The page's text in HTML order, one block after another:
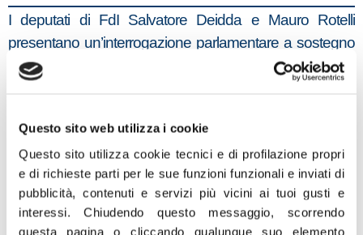
Questo sito web utilizza i cookie
Questo sito utilizza cookie tecnici e di profilazione propri
e di richieste parti per le sue funzioni funzionali e inviati di
pubblicità, contenuti e servizi più vicini ai tuoi gusti e
interessi.Chiudendo questo messaggio, scorrendo
questa pagina o cliccando qualunque suo elemento
I deputati di FdI Salvatore Deidda e Mauro Rotelli
presentano un’interrogazione parlamentare a sostegno
dalla riapertura imminente dell’aeroporto di Alghero
pur nel mantenimento delle misure limitative dei servizi di
trasporto – la riapertura, a decorrere dal 21 maggio
2020, di tutti gli scali sardi, ossia, Cagliari, Olbia e
Alghero. Quest’ultimo però, risulta essere escluso dal
recente Decreto emesso dal Ministro delle Infrastrutture